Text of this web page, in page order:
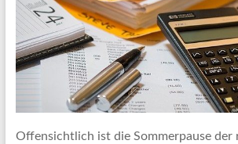
Offensichtlich ist die Sommerpause der